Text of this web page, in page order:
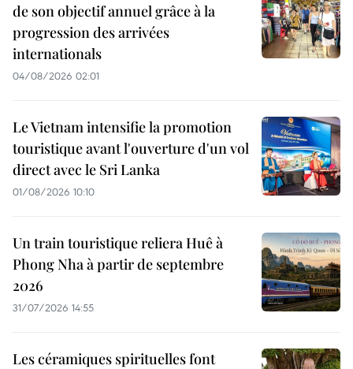
de son objectif annuel grâce à la
progression des arrivées
internationals
04/08/2026 02:01
Le Vietnam intensifie la promotion
touristique avant l'ouverture d'un vol
direct avec le Sri Lanka
01/08/2026 10:10
Un train touristique reliera Huê à
Phong Nha à partir de septembre
2026
31/07/2026 14:55
Les céramiques spirituelles font